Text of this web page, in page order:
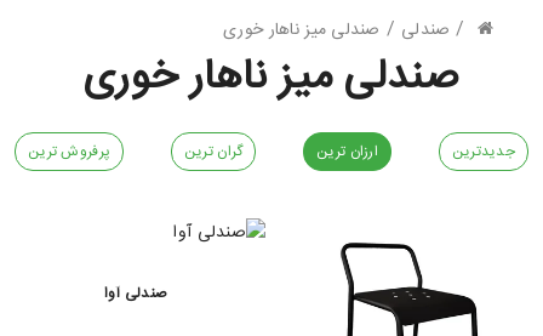
/ صندلی / صندلی میز ناهار خوری
صندلی میز ناهار خوری
جدیدترین ارزان ترین گران ترین پرفروش ترین
صندلی آوا